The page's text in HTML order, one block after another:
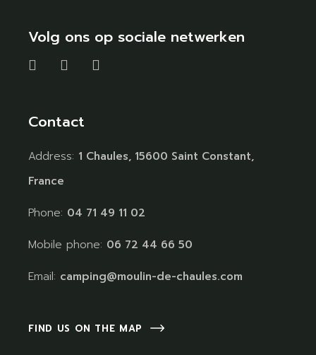
Volg ons op sociale netwerken
Contact
Address: 1 Chaules, 15600 Saint Constant,
France
Phone: 04 71 49 11 02
Mobile phone: 06 72 44 66 50
Email: camping@moulin-de-chaules.com
FIND US ON THE MAP